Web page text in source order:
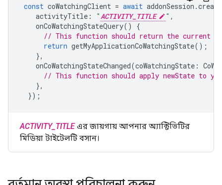
const coWatchingClient = await addonSession .
activityTitle : "ACTIVITY_TITLE " ,
onCoWatchingStateQuery()
{
// This function should return the current
return getMyApplicationCoWatchingState();
},
onCoWatchingStateChanged(coWatchingState :
// This function should apply newState to
},
});
ACTIVITY_TITLEএর জায়গায় আপনার অ্যাক্টিভিটির
মিডিয়া টাইটেলটি বসান।